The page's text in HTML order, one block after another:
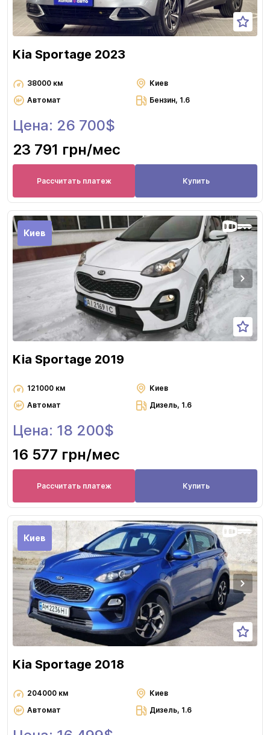
Kia Sportage 2023
38000 км
Киев
Автомат
Бензин, 1.6
Цена: 26 700$
23 791 грн/мес
Рассчитать платеж Купить
Киев
Kia Sportage 2019
121000 км
Киев
Автомат
Дизель, 1.6
Цена: 18 200$
16 577 грн/мес
Рассчитать платеж Купить
Киев
Kia Sportage 2018
204000 км
Киев
Автомат
Дизель, 1.6